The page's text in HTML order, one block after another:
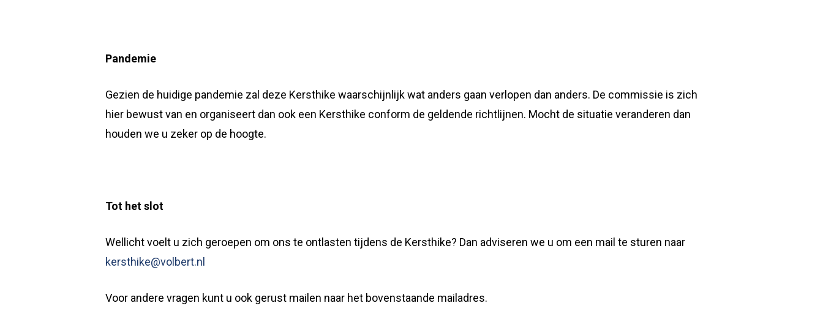
Pandemie
Gezien de huidige pandemie zal deze Kersthike waarschijnlijk wat anders gaan verlopen dan anders. De commissie is zich
hier bewust van en organiseert dan ook een Kersthike conform de geldende richtlijnen. Mocht de situatie veranderen dan
houden we u zeker op de hoogte.
Tot het slot
Wellicht voelt u zich geroepen om ons te ontlasten tijdens de Kersthike? Dan adviseren we u om een mail te sturen naar
kersthike@volbert.nl
Voor andere vragen kunt u ook gerust mailen naar het bovenstaande mailadres.